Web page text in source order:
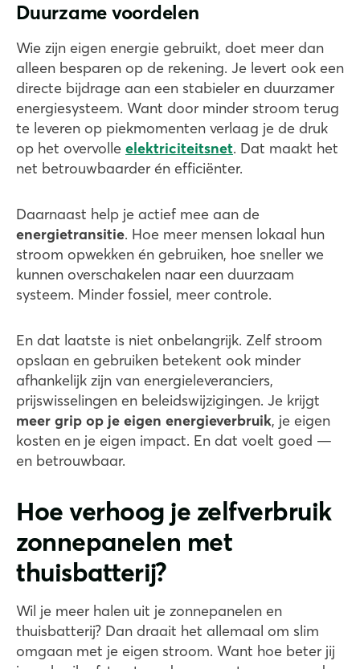
Duurzame voordelen
Wie zijn eigen energie gebruikt, doet meer dan
alleen besparen op de rekening. Je levert ook een
directe bijdrage aan een stabieler en duurzamer
energiesysteem. Want door minder stroom terug
te leveren op piekmomenten verlaag je de druk
op het overvolle elektriciteitsnet. Dat maakt het
net betrouwbaarder én efficiënter.
Daarnaast help je actief mee aan de
energietransitie. Hoe meer mensen lokaal hun
stroom opwekken én gebruiken, hoe sneller we
kunnen overschakelen naar een duurzaam
systeem. Minder fossiel, meer controle.
En dat laatste is niet onbelangrijk. Zelf stroom
opslaan en gebruiken betekent ook minder
afhankelijk zijn van energieleveranciers,
prijswisselingen en beleidswijzigingen. Je krijgt
meer grip op je eigen energieverbruik, je eigen
kosten en je eigen impact. En dat voelt goed —
en betrouwbaar.
Hoe verhoog je zelfverbruik
zonnepanelen met
thuisbatterij?
Wil je meer halen uit je zonnepanelen en
thuisbatterij? Dan draait het allemaal om slim
omgaan met je eigen stroom. Want hoe beter jij